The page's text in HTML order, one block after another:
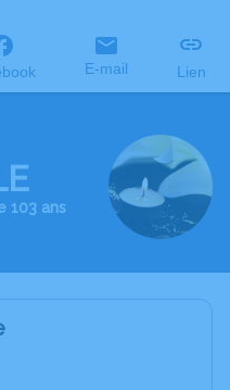
E-mail Lien
103 ans